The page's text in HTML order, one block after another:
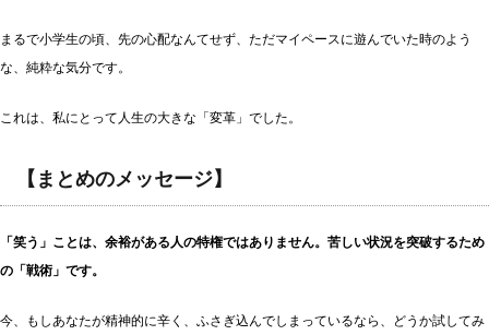
まるで小学生の頃、先の心配なんてせず、ただマイペースに遊んでいた時のよう
な、純粋な気分です。
これは、私にとって人生の大きな「変革」でした。
【まとめのメッセージ】
「笑う」ことは、余裕がある人の特権ではありません。苦しい状況を突破するため
の「戦術」です。
今、もしあなたが精神的に辛く、ふさぎ込んでしまっているなら、どうか試してみ